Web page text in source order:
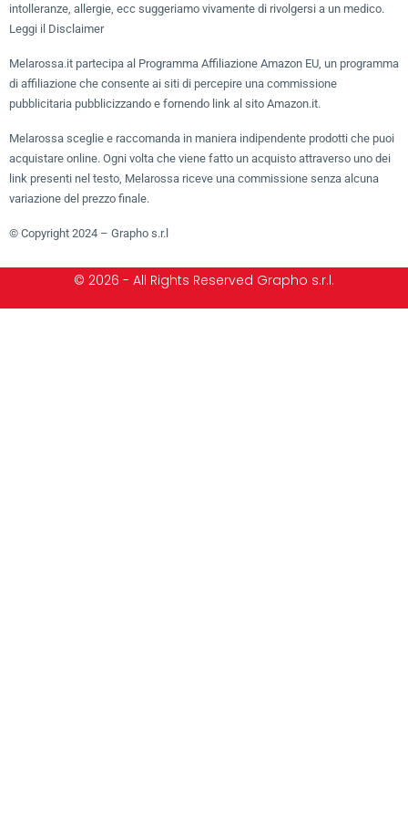
intolleranze, allergie, ecc suggeriamo vivamente di rivolgersi a un medico.
Leggi il Disclaimer
Melarossa.it partecipa al Programma Affiliazione Amazon EU, un programma
di affiliazione che consente ai siti di percepire una commissione
pubblicitaria pubblicizzando e fornendo link al sito Amazon.it.
Melarossa sceglie e raccomanda in maniera indipendente prodotti che puoi
acquistare online. Ogni volta che viene fatto un acquisto attraverso uno dei
link presenti nel testo, Melarossa riceve una commissione senza alcuna
variazione del prezzo finale.
© Copyright 2024 – Grapho s.r.l
© 2026 - All Rights Reserved Grapho s.r.l.